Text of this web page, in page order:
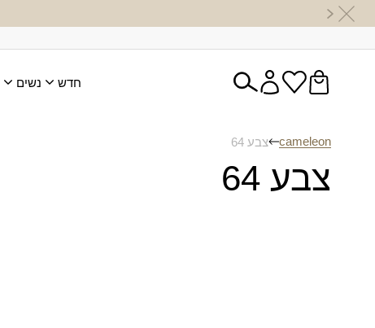
חדש נשים
cameleon צבע 64
צבע 64